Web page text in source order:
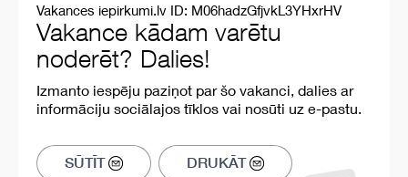
Vakances iepirkumi.lv ID: M06hadzGfjvkL3YHxrHV
Vakance kādam varētu
noderēt? Dalies!
Izmanto iespēju paziņot par šo vakanci, dalies ar
informāciju sociālajos tīklos vai nosūti uz e-pastu.
SŪTĪT DRUKĀT